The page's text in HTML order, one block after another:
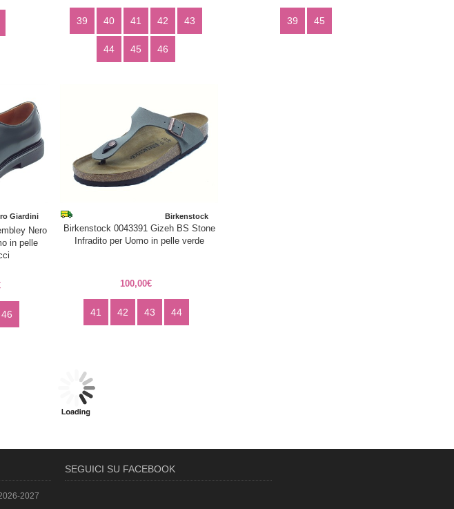
39 40 41 42 43
44 45 46
39 45
Giardini
Nero
in pelle
46
Birkenstock
Birkenstock 0043391 Gizeh BS Stone
Infradito per Uomo in pelle verde
100,00€
41 42 43 44
2027
SEGUICI SU FACEBOOK